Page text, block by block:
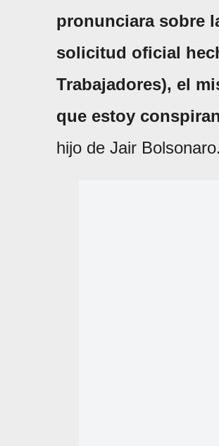
pronunciara sobre
solicitud oficial
Trabajadores), el
que estoy
hijo de Jair Bolsonaro.